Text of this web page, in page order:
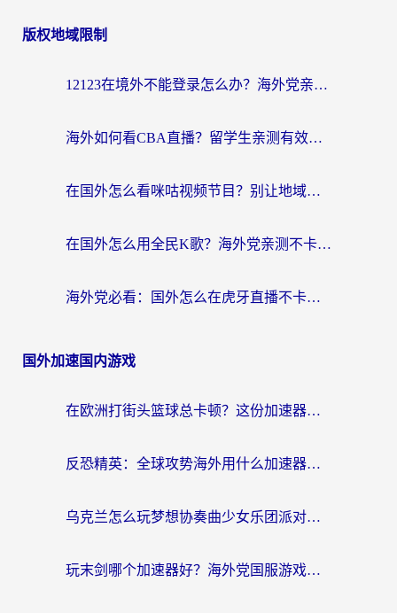
版权地域限制
12123在境外不能登录怎么办？海外党亲测有效的回国加速方案
海外如何看CBA直播？留学生亲测有效的体育赛事观看指南
在国外怎么看咪咕视频节目？别让地域限制挡住你的追剧自由
在国外怎么用全民K歌？海外党亲测不卡顿的回国加速秘籍
海外党必看：国外怎么在虎牙直播不卡顿？附腾讯视频网易云音乐解决方案
国外加速国内游戏
在欧洲打街头篮球总卡顿？这份加速器选择指南帮你解决延迟难题
反恐精英：全球攻势海外用什么加速器登录？海外党国服游戏畅玩指南
乌克兰怎么玩梦想协奏曲少女乐团派对？海外党国服游戏加速全攻略（附欧洲重生细胞荒野行动不卡技巧）
玩末剑哪个加速器好？海外党国服游戏畅玩终极指南（附3款热门游戏实测）